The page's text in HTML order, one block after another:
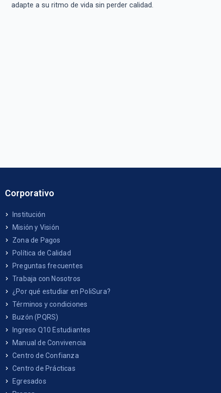
adapte a su ritmo de vida sin perder calidad.
Corporativo
Institución
Misión y Visión
Zona de Pagos
Política de Calidad
Preguntas frecuentes
Trabaja con Nosotros
¿Por qué estudiar en PoliSura?
Términos y condiciones
Buzón (PQRS)
Ingreso Q10 Estudiantes
Manual de Convivencia
Centro de Confianza
Centro de Prácticas
Egresados